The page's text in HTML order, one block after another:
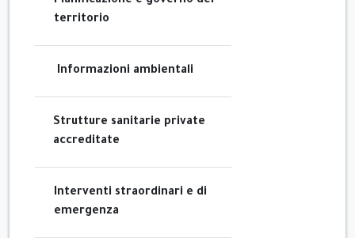
territorio
Informazioni ambientali
Strutture sanitarie private
accreditate
Interventi straordinari e di
emergenza